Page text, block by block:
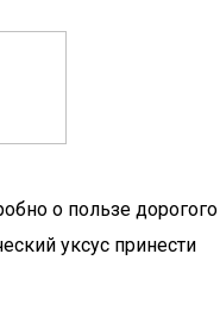
о пользе дорогого
уксус принести